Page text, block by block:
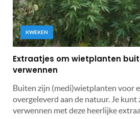
KWEKEN
Extraatjes om wietplanten
verwennen
Buiten zijn (medi)wietplanten voor
overgeleverd aan de natuur. Je kunt
verwennen met deze heerlijke